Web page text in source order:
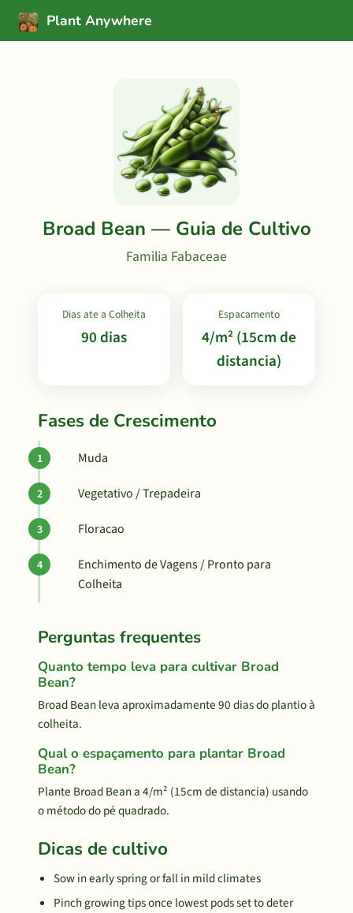
Plant Anywhere
Broad Bean — Guia de Cultivo
Familia Fabaceae
Dias ate a Colheita
90 dias
Espacamento
4/m² (15cm de
distancia)
Fases de Crescimento
Muda
Vegetativo / Trepadeira
Floracao
Enchimento de Vagens / Pronto para
Colheita
Perguntas frequentes
Quanto tempo leva para cultivar Broad
Bean?
Broad Bean leva aproximadamente 90 dias do plantio à
colheita.
Qual o espaçamento para plantar Broad
Bean?
Plante Broad Bean a 4/m² (15cm de distancia) usando
o método do pé quadrado.
Dicas de cultivo
Sow in early spring or fall in mild climates
Pinch growing tips once lowest pods set to deter